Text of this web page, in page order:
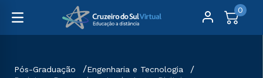
0
Pós-Graduação
Engenharia e Tecnologia